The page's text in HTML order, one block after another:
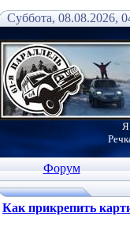
Суббота, 08.08.2026,
Я
Форум
Как прикрепить